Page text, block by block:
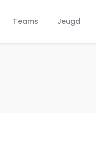
Teams Jeugd
Nieuws
Jeugd